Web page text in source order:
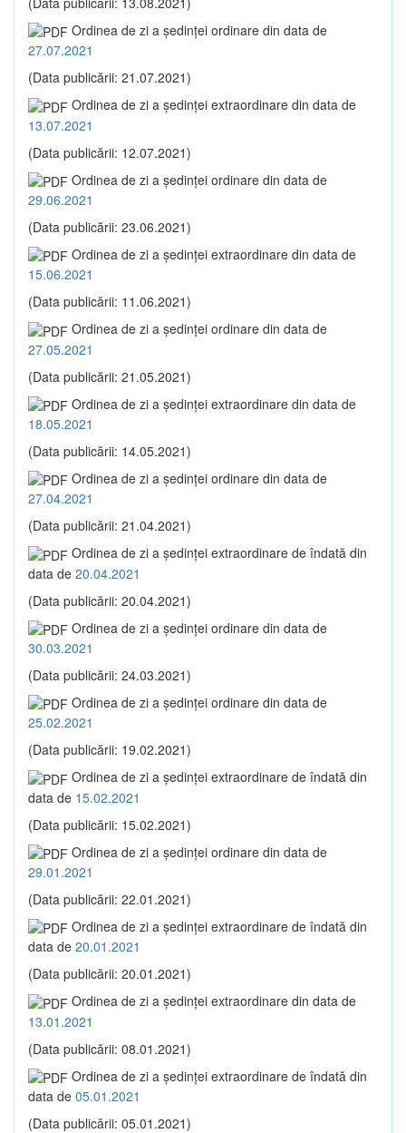
Ordinea de zi a şedinţei ordinare din data de
27.07.2021
(Data publicării: 21.07.2021)
Ordinea de zi a şedinţei extraordinare din data de
13.07.2021
(Data publicării: 12.07.2021)
Ordinea de zi a şedinţei ordinare din data de
29.06.2021
(Data publicării: 23.06.2021)
Ordinea de zi a şedinţei extraordinare din data de
15.06.2021
(Data publicării: 11.06.2021)
Ordinea de zi a şedinţei ordinare din data de
27.05.2021
(Data publicării: 21.05.2021)
Ordinea de zi a şedinţei extraordinare din data de
18.05.2021
(Data publicării: 14.05.2021)
Ordinea de zi a şedinţei ordinare din data de
27.04.2021
(Data publicării: 21.04.2021)
Ordinea de zi a şedinţei extraordinare de îndată din
data de 20.04.2021
(Data publicării: 20.04.2021)
Ordinea de zi a şedinţei ordinare din data de
30.03.2021
(Data publicării: 24.03.2021)
Ordinea de zi a şedinţei ordinare din data de
25.02.2021
(Data publicării: 19.02.2021)
Ordinea de zi a şedinţei extraordinare de îndată din
data de 15.02.2021
(Data publicării: 15.02.2021)
Ordinea de zi a şedinţei ordinare din data de
29.01.2021
(Data publicării: 22.01.2021)
Ordinea de zi a şedinţei extraordinare de îndată din
data de 20.01.2021
(Data publicării: 20.01.2021)
Ordinea de zi a şedinţei extraordinare din data de
13.01.2021
(Data publicării: 08.01.2021)
Ordinea de zi a şedinţei extraordinare de îndată din
data de 05.01.2021
(Data publicării: 05.01.2021)